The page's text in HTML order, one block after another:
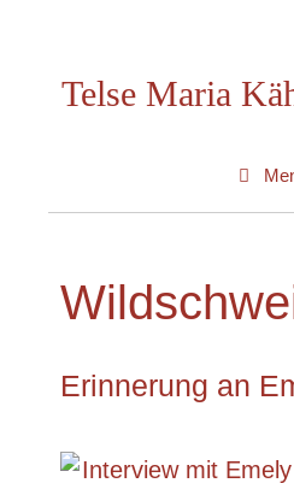
springenTelse Maria
Erinnerung an